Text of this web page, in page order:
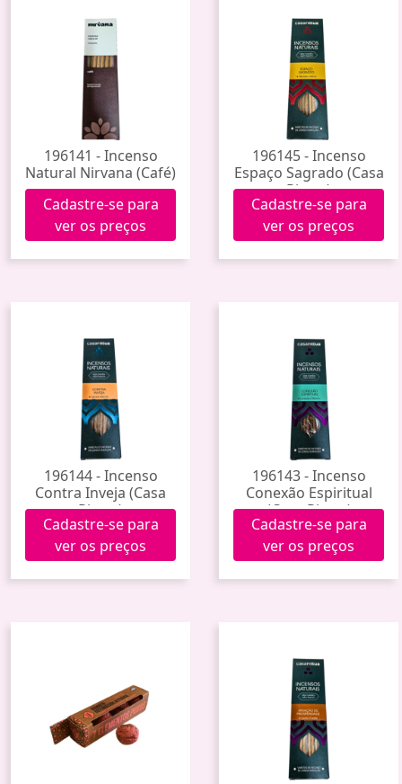
196141 - Incenso
Natural Nirvana (Café)
Cadastre-se para
ver os preços
196145 - Incenso
Espaço Sagrado (Casa
Rittua)
Cadastre-se para
ver os preços
196144 - Incenso
Contra Inveja (Casa
Rittua)
Cadastre-se para
ver os preços
196143 - Incenso
Conexão Espiritual
(Casa Rittua)
Cadastre-se para
ver os preços